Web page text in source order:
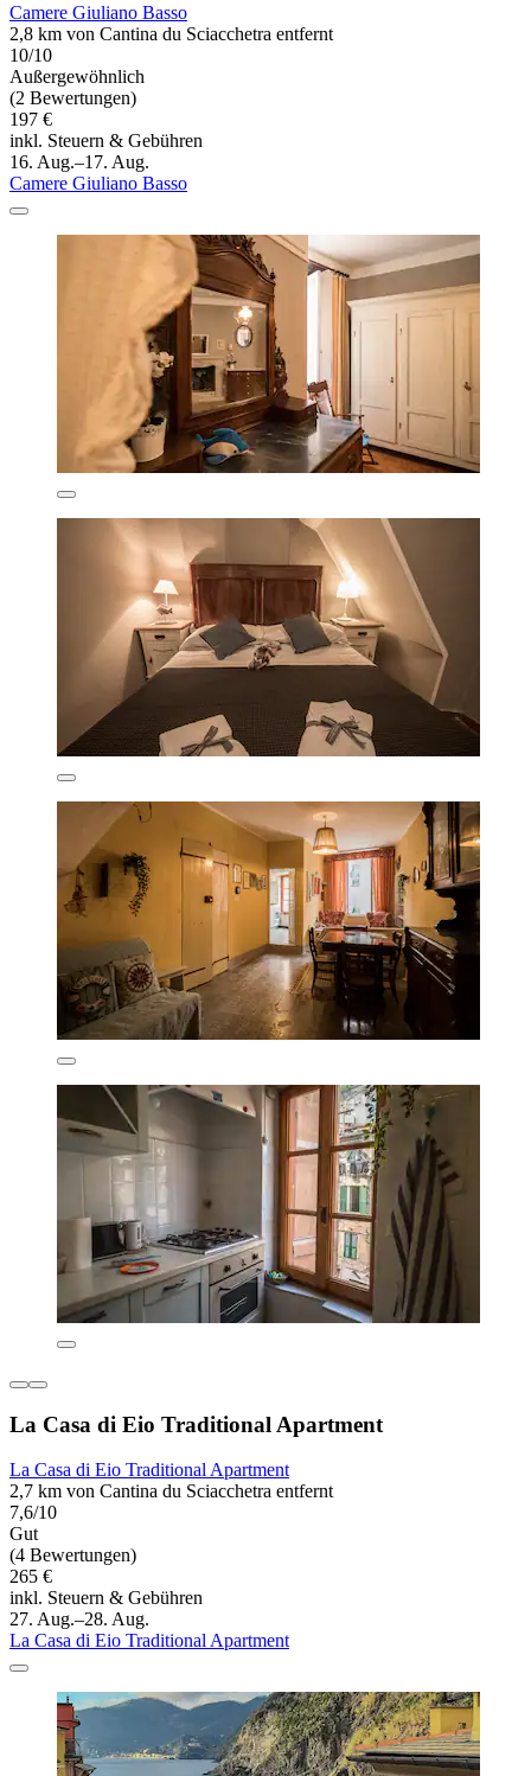
Camere Giuliano Basso
2,8 km von Cantina du Sciacchetra entfernt
10/10
Außergewöhnlich
(2 Bewertungen)
197 €
inkl. Steuern & Gebühren
16. Aug.–17. Aug.
Camere Giuliano Basso
La Casa di Eio Traditional Apartment
La Casa di Eio Traditional Apartment
2,7 km von Cantina du Sciacchetra entfernt
7,6/10
Gut
(4 Bewertungen)
265 €
inkl. Steuern & Gebühren
27. Aug.–28. Aug.
La Casa di Eio Traditional Apartment